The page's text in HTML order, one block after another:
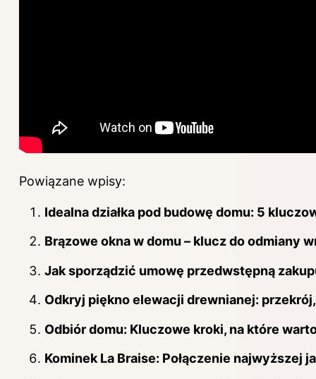
Powiązane wpisy:
Idealna działka pod budowę domu: 5
Brązowe okna w domu – klucz do odmiany
Jak sporządzić umowę przedwstępną
Odkryj piękno elewacji drewnianej:
Odbiór domu: Kluczowe kroki, na które
Kominek La Braise: Połączenie